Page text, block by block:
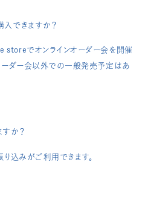
できますか？
storeでオンラインオーダー会を開催
ダー会以外での一般発売予定はあ
か？
込みがご利用できます。